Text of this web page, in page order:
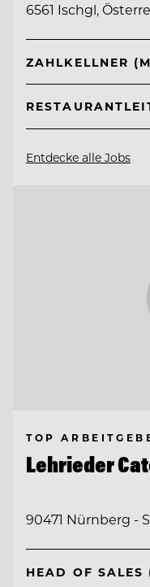
6561 Ischgl,
ZAHLKELLNER
Entdecke alle Jobs
TOP
Lehrieder
90471 Nürnberg -
HEAD OF